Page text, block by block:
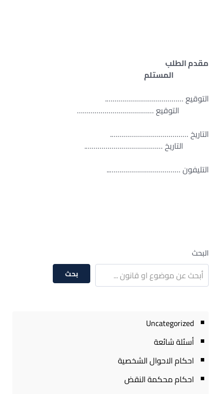
مقدم الطلب
المستلم
التوقيع ………………………………….
التوقيع …………………………………
التاريخ ………………………………….
التاريخ ………………………………….
التليفون ………………………………..
البحث
بحث
Uncategorized
أسئلة شائعة
احكام الاحوال الشخصية
احكام محكمة النقض